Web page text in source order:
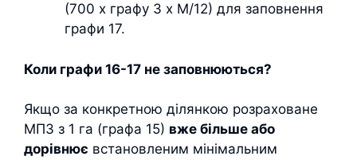
(700 х графу 3 х М/12) для заповнення
графи 17.
Коли графи 16-17 не заповнюються?
Якщо за конкретною ділянкою розраховане
МПЗ з 1 га (графа 15) вже більше або
дорівнює встановленим мінімальним